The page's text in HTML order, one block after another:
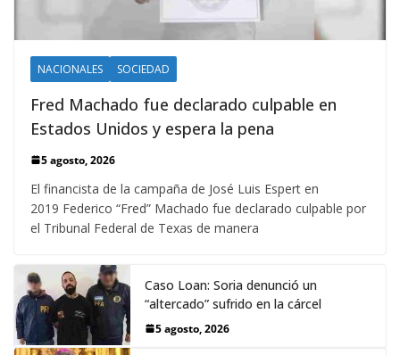
NACIONALES SOCIEDAD
Fred Machado fue declarado culpable en
Estados Unidos y espera la pena
5 agosto, 2026
El financista de la campaña de José Luis Espert en
2019 Federico “Fred” Machado fue declarado culpable por
el Tribunal Federal de Texas de manera
Caso Loan: Soria denunció un
“altercado” sufrido en la cárcel
5 agosto, 2026